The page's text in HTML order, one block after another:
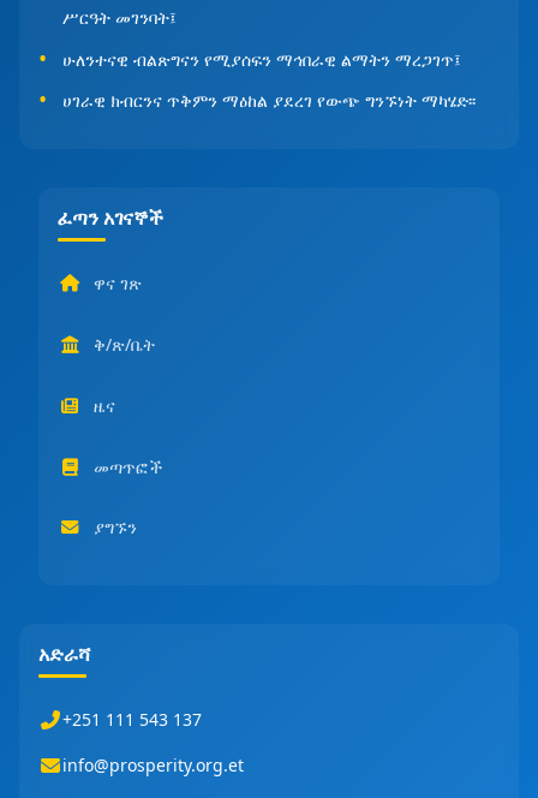
ሥርዓት መገንባት፤
ሁለንተናዊ ብልጽግናን የሚያሰፍን ማኅበራዊ ልማትን ማረጋገጥ፤
ሀገራዊ ክብርንና ጥቅምን ማዕከል ያደረገ የውጭ ግንኙነት ማካሄድ፡፡
ፈጣን አገናኞች
ዋና ገጽ
ቅ/ጽ/ቤት
ዜና
መጣጥፎች
ያግኙን
አድራሻ
+251 111 543 137
info@prosperity.org.et